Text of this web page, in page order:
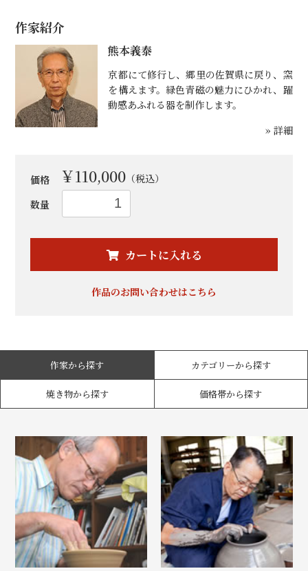
作家紹介
熊本義泰
京都にて修行し、郷里の佐賀県に戻り、窯
を構えます。緑色青磁の魅力にひかれ、躍
動感あふれる器を制作します。
» 詳細
価格 ￥110,000 （税込）
数量
カートに入れる
お買い物を続ける カートへ進む
作品のお問い合わせはこちら
作家から探す カテゴリーから探す
焼き物から探す 価格帯から探す